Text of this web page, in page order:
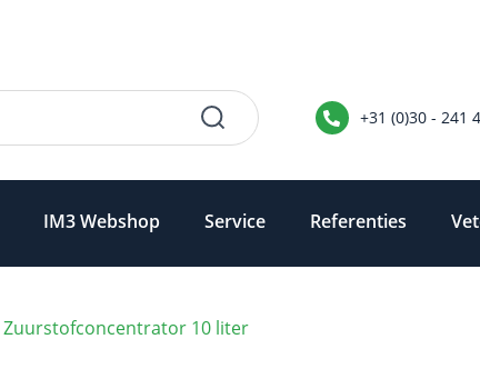
+31 (0)30 - 241
IM3 Webshop Service Referenties
Zuurstofconcentrator 10 liter